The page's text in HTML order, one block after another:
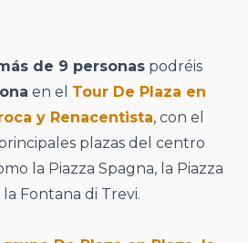
de 9 personas podréis
en el Tour De Plaza en
y Renacentista, con el
plazas del centro
la Piazza Spagna, la Piazza
Fontana di Trevi.